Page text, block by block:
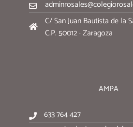
C/ San Juan Bautista de la
C.P. 50012 · Zaragoza
AMPA
633 764 427